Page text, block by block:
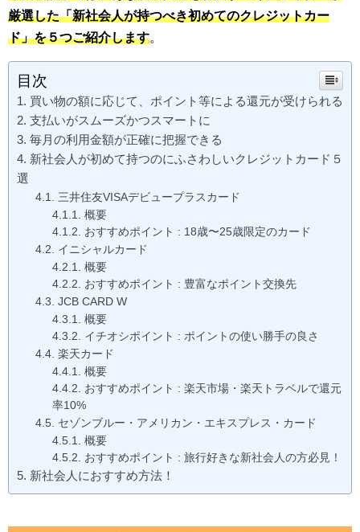
厳選した「新社会人が持つべき初めてのクレジットカー
ド」を５つご紹介します。
目次
買い物の額に応じて、ポイント等による還元が受けられる
支払いがスムーズかつスマートに
毎月の利用金額が正確に把握できる
新社会人が初めて持つのにふさわしいクレジットカード５
選
三井住友VISAデビュープラスカード
概要
おすすめポイント : 18歳〜25歳限定のカード
イニシャルカード
概要
おすすめポイント : 豊富なポイント交換先
JCB CARD W
概要
イチオシポイント : ポイントの使い勝手の良さ
楽天カード
概要
おすすめポイント : 楽天市場・楽天トラベルで還元
率10%
セゾンブルー・アメリカン・エキスプレス・カード
概要
おすすめポイント : 旅行好きな新社会人の方必見！
新社会人におすすめ方法！